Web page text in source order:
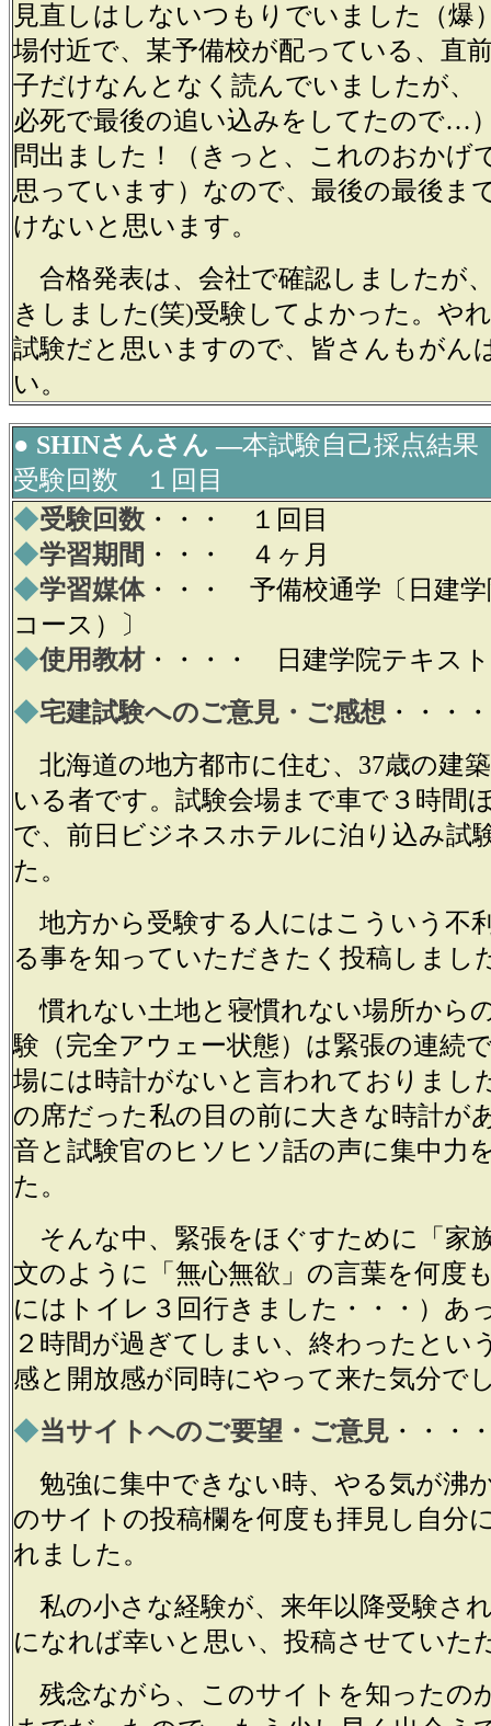
見直しはしないつもりでいました（爆
場付近で、某予備校が配っている、直
子だけなんとなく読んでいましたが、
必死で最後の追い込みをしてたので…
問出ました！（きっと、これのおかげ
思っています）なので、最後の最後ま
けないと思います。
合格発表は、会社で確認しましたが
きしました(笑)受験してよかった。や
試験だと思いますので、皆さんもがん
い。
● SHINさんさん ―本試験自己採点結
受験回数 １回目
◆受験回数 ・・・ １回目
◆学習期間 ・・・ ４ヶ月
◆学習媒体・・・ 予備校通学〔日建学
コース）〕
◆使用教材・・・・ 日建学院テキスト
◆宅建試験へのご意見・ご感想 ・・・・
北海道の地方都市に住む、37歳の建
いる者です。試験会場まで車で３時間
で、前日ビジネスホテルに泊り込み試
た。
地方から受験する人にはこういう不
る事を知っていただきたく投稿しまし
慣れない土地と寝慣れない場所から
験（完全アウェー状態）は緊張の連続
場には時計がないと言われておりまし
の席だった私の目の前に大きな時計が
音と試験官のヒソヒソ話の声に集中力
た。
そんな中、緊張をほぐすために「家
文のように「無心無欲」の言葉を何度
にはトイレ３回行きました・・・）あ
２時間が過ぎてしまい、終わったとい
感と開放感が同時にやって来た気分で
◆当サイトへのご要望・ご意見 ・・・
勉強に集中できない時、やる気が沸
のサイトの投稿欄を何度も拝見し自分
れました。
私の小さな経験が、来年以降受験さ
になれば幸いと思い、投稿させていた
残念ながら、このサイトを知ったの